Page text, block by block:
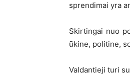
sprendimai yra
Skirtingai nuo
ūkine, politine,
Valdantieji turi